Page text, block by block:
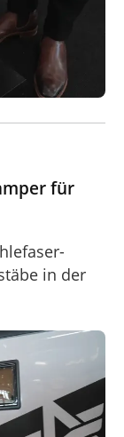
für
in der